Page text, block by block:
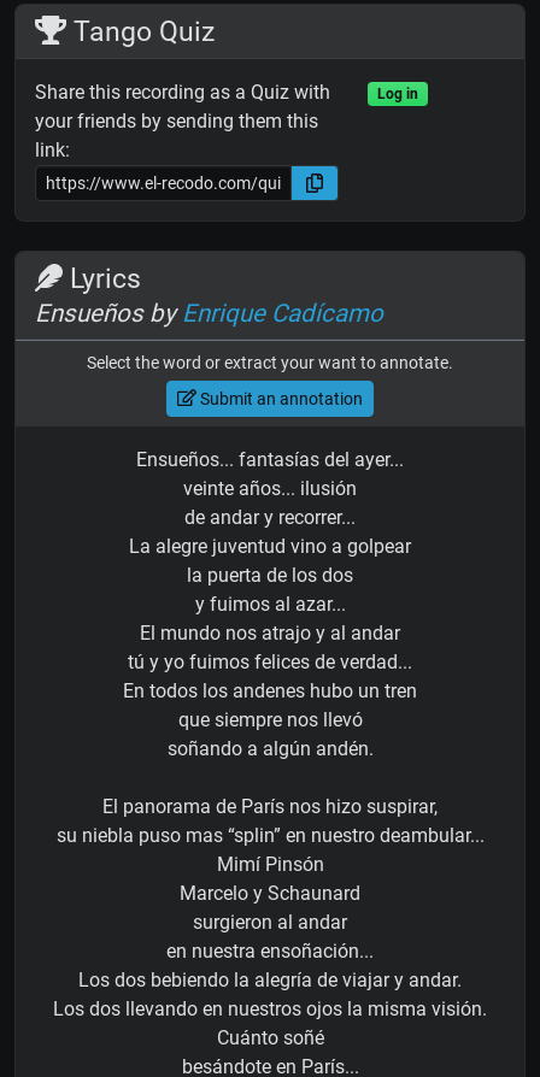
Tango Quiz
Share this recording as a Quiz with
your friends by sending them this
link:
Log in
Lyrics
Ensueños byEnrique Cadícamo
Select the word or extract your want to annotate.
Submit an annotation
Ensueños... fantasías del ayer...
veinte años... ilusión
de andar y recorrer...
La alegre juventud vino a golpear
la puerta de los dos
y fuimos al azar...
El mundo nos atrajo y al andar
tú y yo fuimos felices de verdad...
En todos los andenes hubo un tren
que siempre nos llevó
soñando a algún andén.
El panorama de París nos hizo suspirar,
su niebla puso mas “splin” en nuestro deambular...
Mimí Pinsón
Marcelo y Schaunard
surgieron al andar
en nuestra ensoñación...
Los dos bebiendo la alegría de viajar y andar.
Los dos llevando en nuestros ojos la misma visión.
Cuánto soñé
besándote en París...